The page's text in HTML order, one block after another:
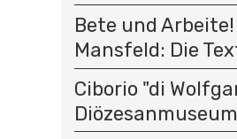
Bete und
Mansfeld: Die
Ciborio "di